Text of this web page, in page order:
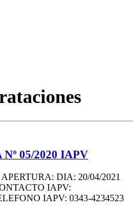
05/2020 IAPV
DIA: 20/04/2021
IAPV:
IAPV: 0343-4234523